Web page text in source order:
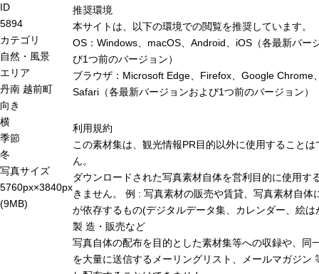
ID
5894
カテゴリ
自然・風景
エリア
丹南 越前町
向き
横
季節
冬
写真サイズ
5760px×3840px
(9MB)
推奨環境
本サイトは、以下の環境での閲覧を推奨しています。
OS：Windows、macOS、Android、iOS（各最新バー
び1つ前のバージョン）
ブラウザ：Microsoft Edge、Firefox、Google Chrome
Safari（各最新バージョンおよび1つ前のバージョン）
利用規約
この素材集は、観光情報PR目的以外に使用することは
ん。
ダウンロードされた写真素材自体を営利目的に使用す
きません。 例 : 写真素材の販売や賃貸、写真素材自体
が依存するもの(デジタルデータ集、カレンダー、絵は
製 造・販売など
写真自体の配布を目的とした素材集等への収録や、同
を大量に送信するメーリングリスト、メールマガジン